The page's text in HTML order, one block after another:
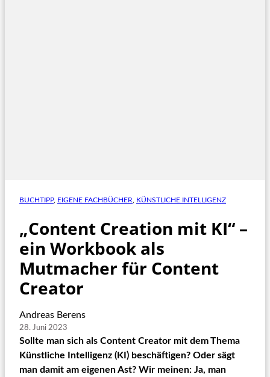
BUCHTIPP, EIGENE FACHBÜCHER KÜNSTLICHE INTELLIGENZ
„Content Creation mit KI“ –
ein Workbook als
Mutmacher für Content
Creator
Andreas Berens
28. Juni 2023
Sollte man sich als Content Creator mit dem Thema
Künstliche Intelligenz (KI) beschäftigen? Oder sägt
man damit am eigenen Ast? Wir meinen: Ja, man